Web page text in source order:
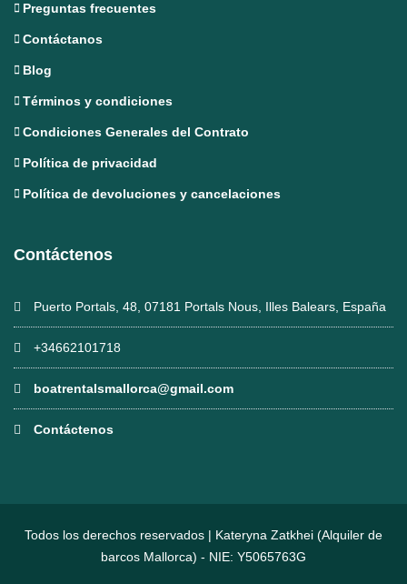
Preguntas frecuentes
Contáctanos
Blog
Términos y condiciones
Condiciones Generales del Contrato
Política de privacidad
Política de devoluciones y cancelaciones
Contáctenos
Puerto Portals, 48, 07181 Portals Nous, Illes Balears, España
+34662101718
boatrentalsmallorca@gmail.com
Contáctenos
Todos los derechos reservados | Kateryna Zatkhei (Alquiler de
barcos Mallorca) - NIE: Y5065763G